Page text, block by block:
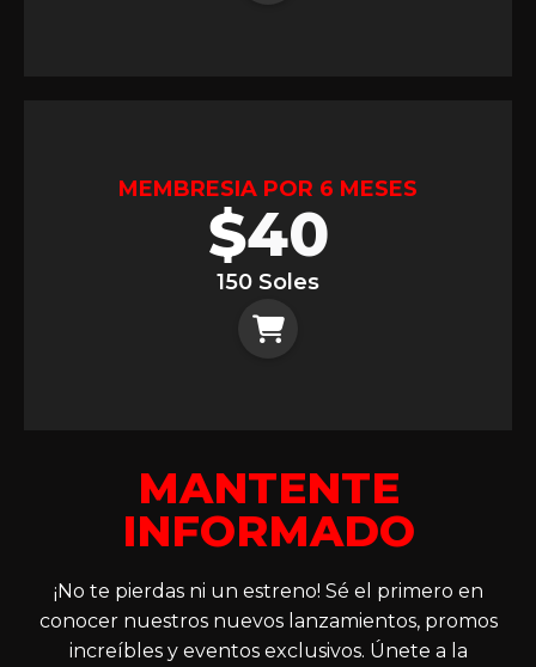
MEMBRESIA POR 6 MESES
$40
150 Soles
MANTENTE
INFORMADO
¡No te pierdas ni un estreno! Sé el primero en
conocer nuestros nuevos lanzamientos, promos
increíbles y eventos exclusivos. Únete a la